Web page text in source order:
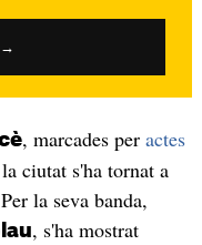
→
, marcades per actes
ciutat s'ha tornat a
la seva banda,
, s'ha mostrat